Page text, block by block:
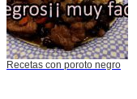
Recetas con poroto negro